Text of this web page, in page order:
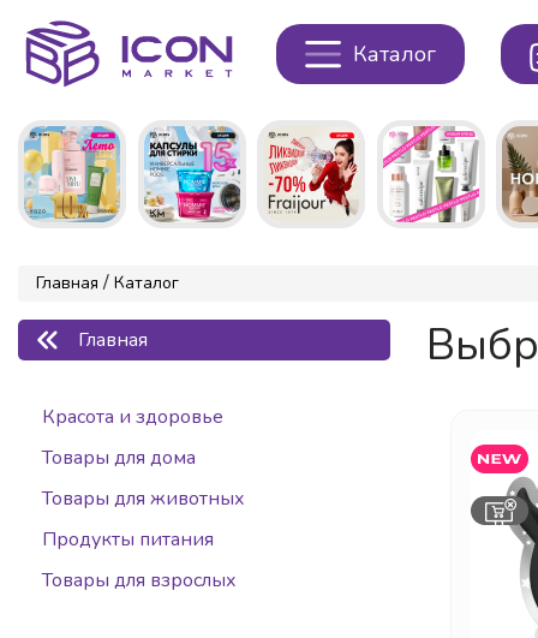
Каталог
Главная / Каталог
Главная
Красота и здоровье
Товары для дома
Товары для животных
Продукты питания
Товары для взрослых